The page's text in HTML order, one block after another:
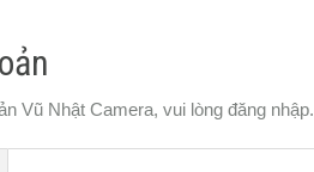
Vũ Nhật Camera, vui lòng đăng nhập.